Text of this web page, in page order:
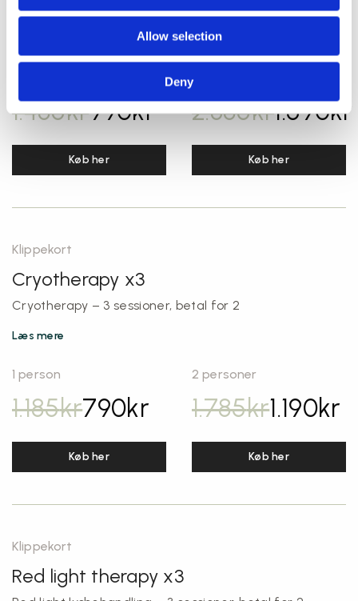
Allow selection
Deny
Floating therapy – 3 sessioner, betal for 2
1.485kr990kr
Køb her
2 personer
2.385kr1.590kr
Køb her
Klippekort
Cryotherapy x3
Cryotherapy – 3 sessioner, betal for 2
Læs mere
1 person
1.185kr790kr
Køb her
2 personer
1.785kr1.190kr
Køb her
Klippekort
Red light therapy x3